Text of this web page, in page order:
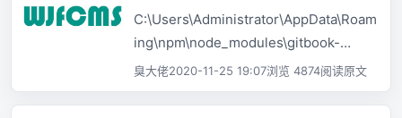
cli\node_modules\npm\node_
modules\graceful-
fs\polyfills.js:287
C:\Users\Administrator\AppData\Roam
ing\npm\node_modules\gitbook-
cli\node_modules\npm\node_modules
\graceful-fs\polyfills.js:287 TypeError:
臭大佬2020-11-25 19:07浏览 4874阅读原文